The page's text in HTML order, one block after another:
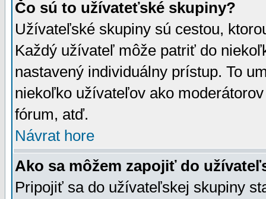
Čo sú to užívateťské skupiny?
Užívateľské skupiny sú cestou,
Každý užívateľ môže patriť do
nastavený individuálny prístup. To
niekoľko užívateľov ako
fórum, atď.
Návrat hore
Ako sa môžem zapojiť do
Pripojiť sa do užívateľskej skupiny